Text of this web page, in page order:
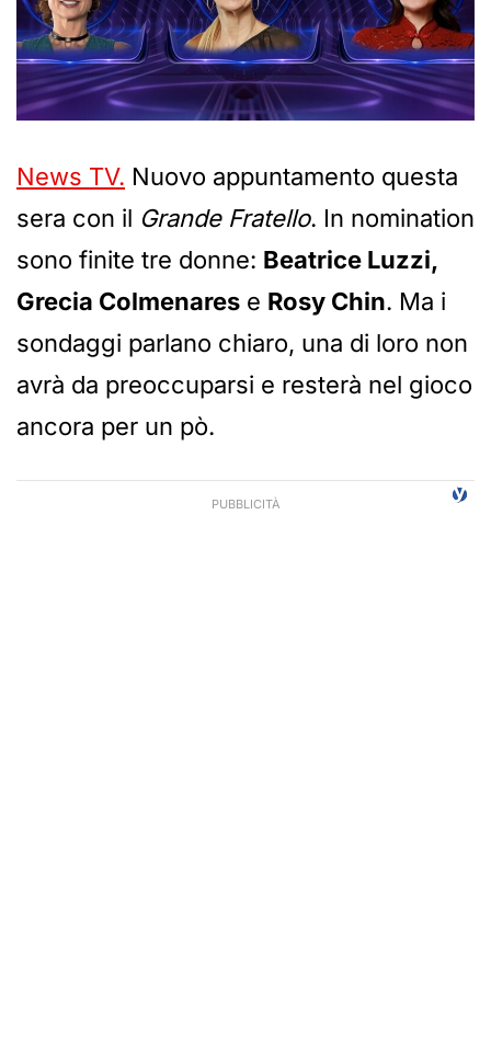
News TV. Nuovo appuntamento questa
sera con il Grande Fratello. In nomination
sono finite tre donne: Beatrice Luzzi,
Grecia Colmenares e Rosy Chin. Ma i
sondaggi parlano chiaro, una di loro non
avrà da preoccuparsi e resterà nel gioco
ancora per un pò.